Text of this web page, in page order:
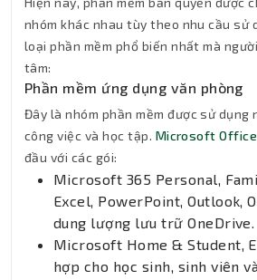
nhóm khác nhau tùy theo nhu cầu sử
loại phần mềm phổ biến nhất mà
tâm:
Phần mềm ứng dụng văn phòng
Đây là nhóm phần mềm được sử
công việc và học tập. Microsoft Office
đầu với các gói:
Microsoft 365 Personal,
Excel, PowerPoint, Outlook,
dung lượng lưu trữ OneDrive.
Microsoft Home & Student,
hợp cho học sinh, sinh viên